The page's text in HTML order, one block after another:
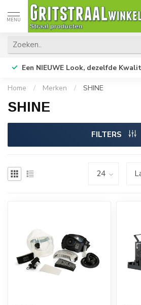
MENU
Een NIEUWE Look, dezelfde
Home / Merken / SHINE
SHINE
FILTERS